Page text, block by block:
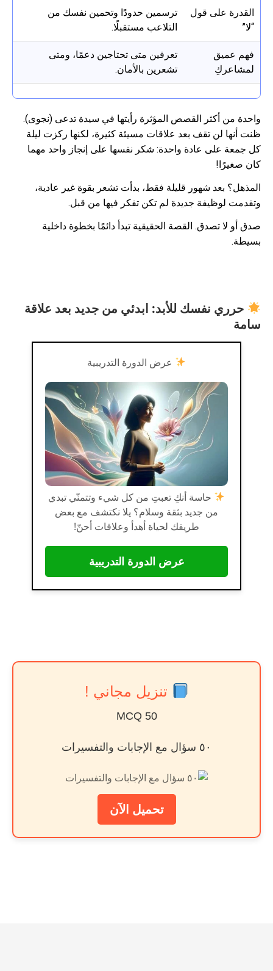
القدرة على قول
“لا”
ترسمين حدودًا وتحمين نفسك من
التلاعب مستقبلًا.
فهم عميق
لمشاعركِ
تعرفين متى تحتاجين دعمًا، ومتى
تشعرين بالأمان.
واحدة من أكثر القصص المؤثرة رأيتها في سيدة تدعى (نجوى).
ظنت أنها لن تقف بعد علاقات مسيئة كثيرة، لكنها ركزت ليلة
كل جمعة على عادة واحدة: شكر نفسها على إنجاز واحد مهما
كان صغيرًا!
المذهل؟ بعد شهور قليلة فقط، بدأت تشعر بقوة غير عادية،
وتقدمت لوظيفة جديدة لم تكن تفكر فيها من قبل.
صدق أو لا تصدق. القصة الحقيقية تبدأ دائمًا بخطوة داخلية
بسيطة.
حرري نفسك للأبد: ابدئي من جديد بعد علاقة
سامة
عرض الدورة التدريبية
حاسة أنكِ تعبتِ من كل شيء وتتمنّي تبدي
من جديد بثقة وسلام؟ يلا نكتشف مع بعض
طريقك لحياة أهدأ وعلاقات أحنّ!
عرض الدورة التدريبية
تنزيل مجاني !
50 MCQ
٥٠ سؤال مع الإجابات والتفسيرات
تحميل الآن